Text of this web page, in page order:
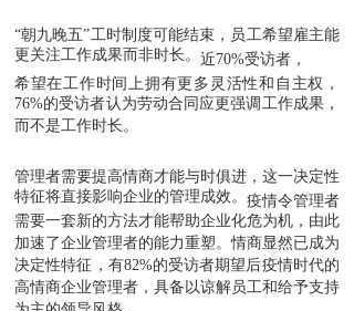
“朝九晚五”工时制度可能结束，员工希望雇主能
更关注工作成果而非时长。 近70%受访者，
希望在工作时间上拥有更多灵活性和自主权，
76%的受访者认为劳动合同应更强调工作成果，
而不是工作时长。
管理者需要提高情商才能与时俱进，这一决定性
特征将直接影响企业的管理成效。 疫情令管理者
需要一套新的方法才能帮助企业化危为机，由此
加速了企业管理者的能力重塑。情商显然已成为
决定性特征，有82%的受访者期望后疫情时代的
高情商企业管理者，具备以谅解员工和给予支持